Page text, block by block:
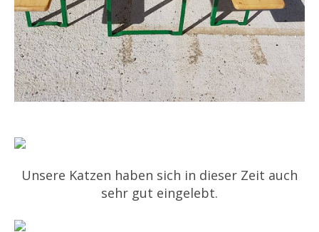
Unsere Katzen haben sich in dieser Zeit auch
sehr gut eingelebt.